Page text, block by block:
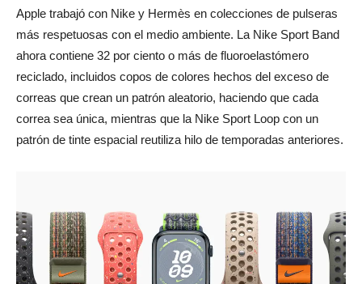
Apple trabajó con Nike y Hermès en colecciones de pulseras
más respetuosas con el medio ambiente. La Nike Sport Band
ahora contiene 32 por ciento o más de fluoroelastómero
reciclado, incluidos copos de colores hechos del exceso de
correas que crean un patrón aleatorio, haciendo que cada
correa sea única, mientras que la Nike Sport Loop con un
patrón de tinte espacial reutiliza hilo de temporadas anteriores.